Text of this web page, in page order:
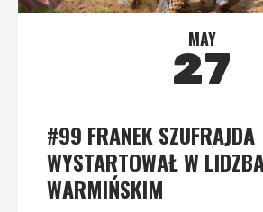
MAY
27
#99 FRANEK SZUFRAJDA
WYSTARTOWAŁ W
WARMIŃSKIM